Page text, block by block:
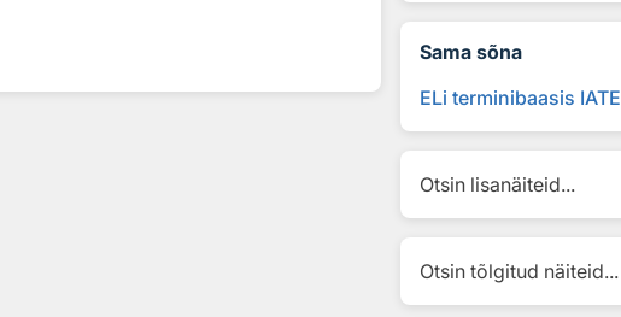
Sama sõna
ELi terminibaasis IATE
Otsin lisanäiteid...
Otsin tõlgitud näiteid...